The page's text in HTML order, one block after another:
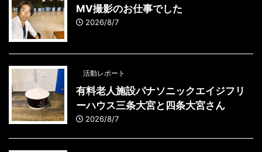
MV撮影のお仕事でした
2026/8/7
活動レポート
有料老人施設パナソニックエイジフリ
ーハウス三条大宮と四条大宮さん
2026/8/7